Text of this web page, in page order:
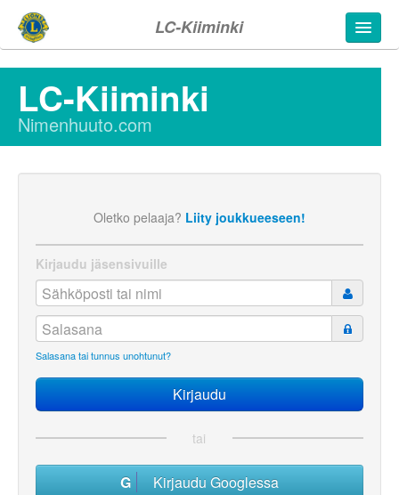
LC-Kiiminki
LC-Kiiminki
Nimenhuuto.com
Oletko pelaaja? Liity joukkueeseen!
Kirjaudu jäsensivuille
Salasana tai tunnus unohtunut?
tai
Kirjaudu Googlessa